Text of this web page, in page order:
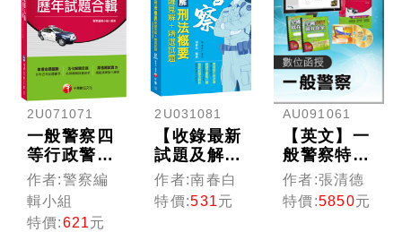
2U071071
一般警察四
等行政警察
人員歷年試
題合輯
作者:警察編
輯小組
特價:621元
2U031081
【收錄最新
試題及解
析】圖解刑
法概要 關
鍵見解+精
作者:南春白
特價:531元
AU091061
【英文】一
般警察特考
(光碟版函
授)
作者:張清德
特價:5850元